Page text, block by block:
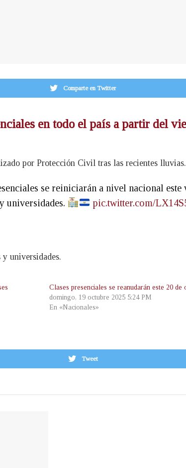
Comparte en Twitter
en todo el país a partir del
por Protección Civil tras las recientes lluvias.
se reiniciarán a nivel nacional este
universidades.
pic.twitter.com/
universidades.
Clases presenciales se reanudarán este 20 de
domingo, 19 octubre 2025 5:24 PM
En «Nacionales»
Tweet